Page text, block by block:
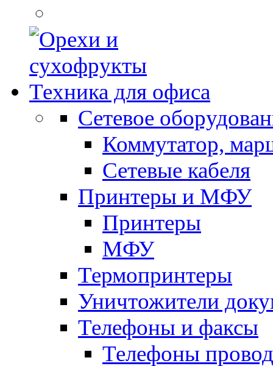
Техника для офиса
Сетевое
Коммутатор,
Сетевые кабеля
Принтеры и МФУ
Принтеры
МФУ
Термопринтеры
Уничтожители
Телефоны и факсы
Телефоны